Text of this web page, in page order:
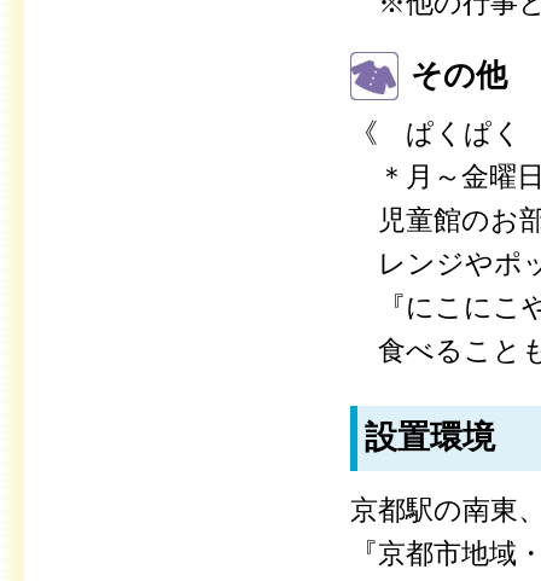
その他
《 ぱくぱ
＊月～金曜
児童館のお
レンジやポ
『にこにこ
食べること
設置環境
京都駅の南東
『京都市地域